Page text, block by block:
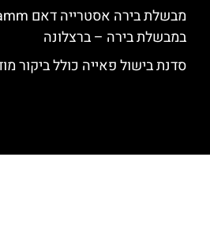
במבשלת בירה – ברצלונה
סדנת בישול פאייה כולל ביקור